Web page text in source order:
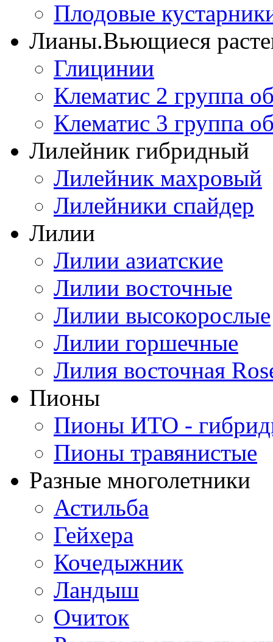
Плодовые
Лианы.Вьющиеся
Глицинии
Клематис 2 группа
Клематис 3 группа
Лилейник гибридный
Лилейник махровый
Лилейники спайдер
Лилии
Лилии азиатские
Лилии восточные
Лилии высокорослые
Лилии горшечные
Лилия восточная
Пионы
Пионы ИТО -
Пионы травянистые
Разные многолетники
Астильба
Гейхера
Кочедыжник
Ландыш
Очиток